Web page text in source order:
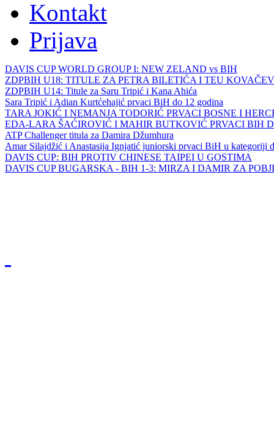
Kontakt
Prijava
DAVIS CUP WORLD GROUP I: NEW ZELAND vs BIH
ZDPBIH U18: TITULE ZA PETRA BILETIĆA I TEU
ZDPBIH U14: Titule za Saru Tripić i Kana Ahića
Sara Tripić i Adian Kurtćehajić prvaci BiH do 12 godina
TARA JOKIĆ I NEMANJA TODORIĆ PRVACI BOSNE I
EDA-LARA ŠAĆIROVIĆ I MAHIR BUTKOVIĆ PRVACI BIH
ATP Challenger titula za Damira Džumhura
Amar Silajdžić i Anastasija Ignjatić juniorski prvaci BiH u kategoriji
DAVIS CUP: BIH PROTIV CHINESE TAIPEI U GOSTIMA
DAVIS CUP BUGARSKA - BIH 1-3: MIRZA I DAMIR ZA